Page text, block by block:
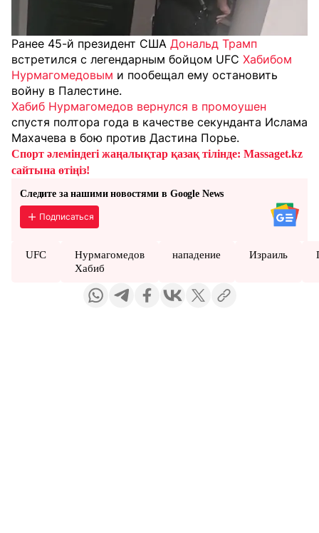
Ранее 45-й президент США Дональд Трамп
встретился с легендарным бойцом UFC Хабибом
Нурмагомедовым и пообещал ему остановить
войну в Палестине.
Хабиб Нурмагомедов вернулся в промоушен
спустя полтора года в качестве секунданта Ислама
Махачева в бою против Дастина Порье.
Спорт әлеміндегі жаңалықтар қазақ тілінде: Massaget.kz
сайтына өтіңіз!
Следите за нашими новостями в Google News
Подписаться
UFC
Нурмагомедов
Хабиб
нападение Израиль